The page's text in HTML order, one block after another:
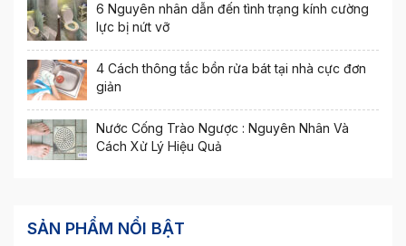
6 Nguyên nhân dẫn đến tình trạng kính cường
lực bị nứt vỡ
4 Cách thông tắc bồn rửa bát tại nhà cực đơn
giản
Nước Cống Trào Ngược : Nguyên Nhân Và
Cách Xử Lý Hiệu Quả
SẢN PHẨM NỔI BẬT